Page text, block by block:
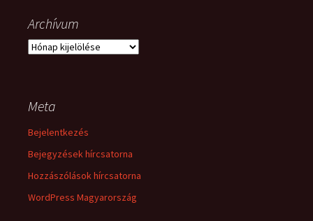
Archívum
Archívum
Meta
Bejelentkezés
Bejegyzések hírcsatorna
Hozzászólások hírcsatorna
WordPress Magyarország